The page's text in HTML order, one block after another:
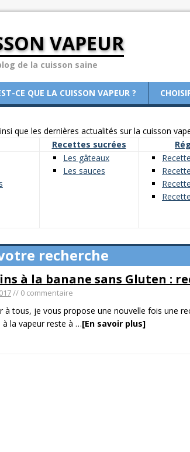
VAPEUR
de la cuisson saine
CE QUE LA CUISSON VAPEUR ?
que les dernières actualités sur la cuisson
Recettes sucrées
Les gâteaux
Les sauces
recherche
à la banane sans Gluten :
// 0 commentaire
à tous, je vous propose une nouvelle fois une
à la vapeur reste à …[En savoir plus]